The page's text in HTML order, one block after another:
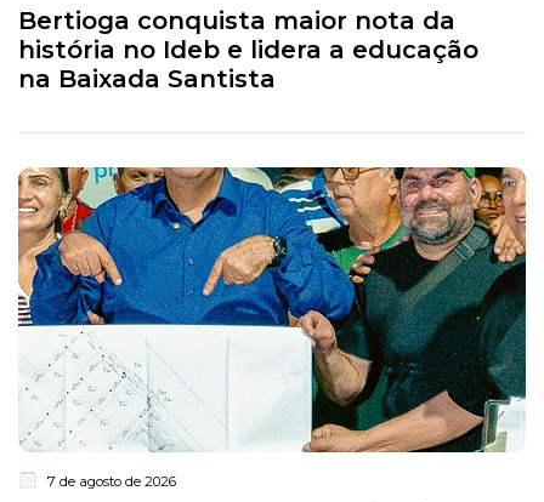
Bertioga conquista maior nota da
história no Ideb e lidera a educação
na Baixada Santista
7 de agosto de 2026